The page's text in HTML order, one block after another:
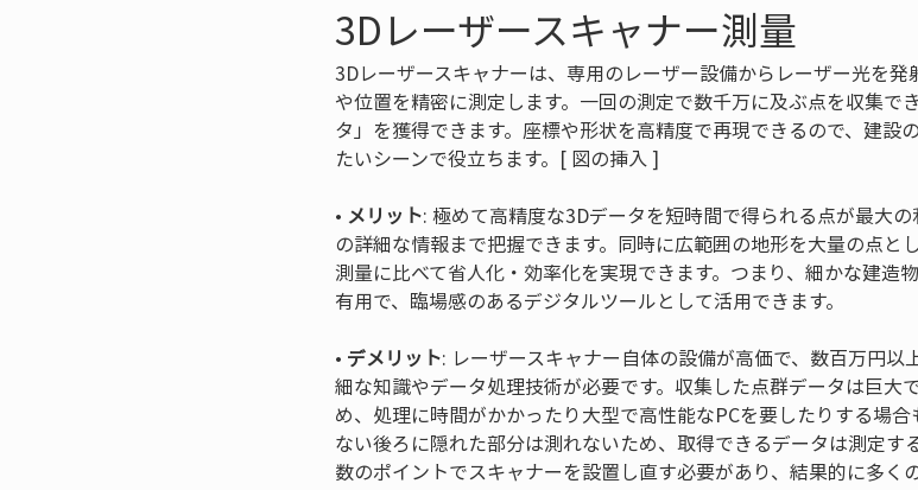
3Dレーザースキャナー測量
3Dレーザースキャナーは、専用のレーザー設備からレーザー光を
や位置を精密に測定します。一回の測定で数千万に及ぶ点を収集で
タ」を獲得できます。座標や形状を高精度で再現できるので、建設
たいシーンで役立ちます。[ 図の挿入 ]
• メリット: 極めて高精度な3Dデータを短時間で得られる点が最大
の詳細な情報まで把握できます。同時に広範囲の地形を大量の点と
測量に比べて省人化・効率化を実現できます。つまり、細かな建造
• デメリット: レーザースキャナー自体の設備が高価で、数百万円
細な知識やデータ処理技術が必要です。収集した点群データは巨大
め、処理に時間がかかったり大型で高性能なPCを要したりする場
ない後ろに隠れた部分は測れないため、取得できるデータは測定す
数のポイントでスキャナーを設置し直す必要があり、結果的に多く